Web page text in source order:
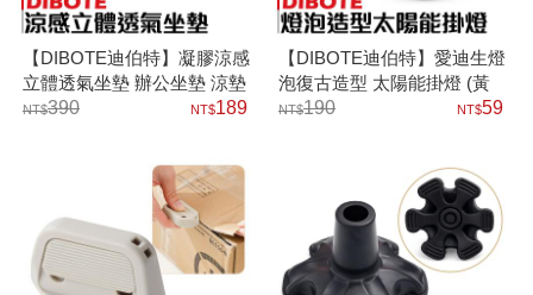
【DIBOTE迪伯特】凝膠涼感
立體透氣坐墊 辦公坐墊 涼墊
390
189
【DIBOTE迪伯特】愛迪生燈
泡復古造型 太陽能掛燈 (黃
光) 露營燈 氛圍燈
190 59